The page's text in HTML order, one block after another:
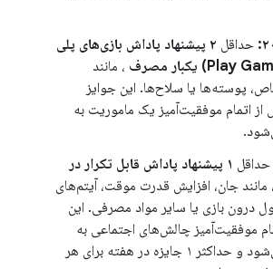
حداقل
۲ پیشنهاد پاداش بازی‌های پلی
، مانند
پوسته‌ها یا سلاح‌ها. این جوایز
اتمام موفقیت‌آمیز یک ماموریت به
۱ پیشنهاد پاداش قابل تکرار در
، مانند جان، افزایش قدرت موقت، آیتم‌های
درون بازی یا سایر مواد مصرفی. این
موفقیت‌آمیز چالش‌های اجتماعی به
بازیکنان اهدا می‌شود و حداکثر ۱ جایزه در هفته برای هر